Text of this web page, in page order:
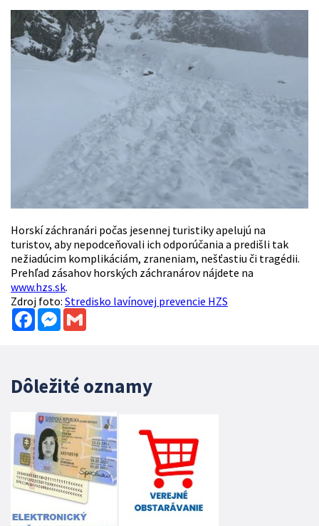
Horskí záchranári počas jesennej turistiky apelujú na
turistov, aby nepodceňovali ich odporúčania a predišli tak
nežiadúcim komplikáciám, zraneniam, nešťastiu či tragédii.
Prehľad zásahov horských záchranárov nájdete na
www.hzs.sk.
Zdroj foto: Stredisko lavínovej prevencie HZS
FacebookMessenger
Dôležité oznamy